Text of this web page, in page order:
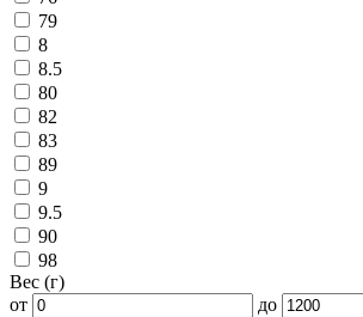
79
8
8.5
80
82
83
89
9
9.5
90
98
Вес (г)
от
до